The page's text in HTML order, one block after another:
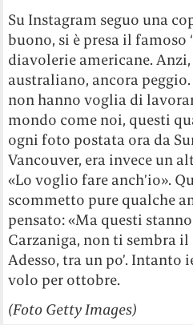
Su Instagram seguo una
buono, si è presa il famoso
diavolerie americane.
australiano, ancora
non hanno voglia di
mondo come noi, questi
ogni foto postata ora da
Vancouver, era invece un
«Lo voglio fare anch’io».
scommetto pure qualche
pensato: «Ma questi
Carzaniga, non ti sembra il
Adesso, tra un po’.
volo per ottobre.
(Foto Getty Images)